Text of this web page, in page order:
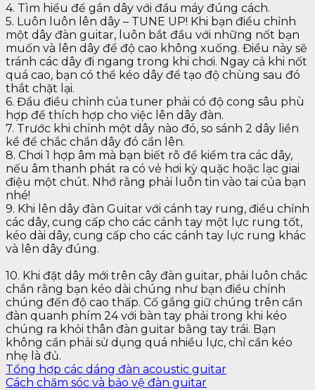
4. Tìm hiểu để gắn dây với đầu máy đúng cách.
5. Luôn luôn lên dây – TUNE UP! Khi bạn điều chỉnh
một dây đàn guitar, luôn bắt đầu với những nốt bạn
muốn và lên dây để độ cao không xuống. Điều này sẽ
tránh các dây đi ngang trong khi chơi. Ngay cả khi nốt
quá cao, bạn có thể kéo dây để tạo độ chùng sau đó
thắt chặt lại.
6. Đầu điều chỉnh của tuner phải có độ cong sâu phù
hợp để thích hợp cho việc lên dây đàn.
7. Trước khi chỉnh một dây nào đó, so sánh 2 dây liền
kề để chắc chắn dây đó cần lên.
8. Chơi 1 hợp âm mà bạn biết rõ để kiểm tra các dây,
nếu âm thanh phát ra có vẻ hơi kỳ quặc hoặc lạc giai
điệu một chút. Nhớ rằng phải luôn tin vào tai của bạn
nhé!
9. Khi lên dây đàn Guitar với cánh tay rung, điều chỉnh
các dây, cung cấp cho các cánh tay một lực rung tốt,
kéo dài dây, cung cấp cho các cánh tay lực rung khác
và lên dây đúng.
10. Khi đặt dây mới trên cây đàn guitar, phải luôn chắc
chắn rằng bạn kéo dài chúng như bạn điều chỉnh
chúng đến độ cao thấp. Cố gắng giữ chúng trên cần
đàn quanh phím 24 với bàn tay phải trong khi kéo
chúng ra khỏi thân đàn guitar bằng tay trái. Bạn
không cần phải sử dụng quá nhiều lực, chỉ cần kéo
nhẹ là đủ.
Tổng hợp các dáng đàn acoustic guitar
Cách chăm sóc và bảo vệ đàn guitar